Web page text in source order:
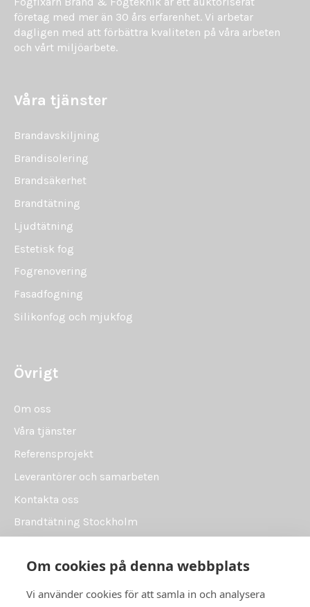
Om cookies på denna webbplats
Vi använder cookies för att samla in och analysera
företag med mer än 30 års erfarenhet. Vi arbetar
dagligen med att förbättra kvaliteten på våra arbeten
och vårt miljöarbete.
Våra tjänster
Brandavskiljning
Brandisolering
Brandsäkerhet
Brandtätning
Ljudtätning
Estetisk fog
Fogrenovering
Fasadfogning
Silikonfog och mjukfog
Övrigt
Om oss
Våra tjänster
Referensprojekt
Leverantörer och samarbeten
Kontakta oss
Brandtätning Stockholm
Brandtätning Västerås
Brandtätning Örebro